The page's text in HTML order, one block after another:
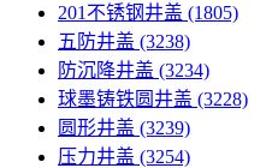
201不锈钢井盖 (1805)
五防井盖 (3238)
防沉降井盖 (3234)
球墨铸铁圆井盖 (3228)
圆形井盖 (3239)
压力井盖 (3254)